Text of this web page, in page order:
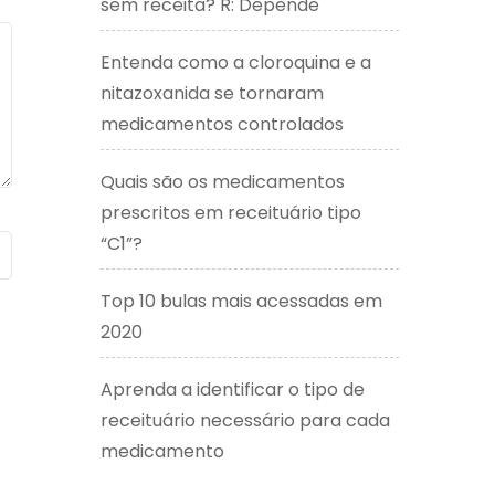
Entenda como a cloroquina e a
nitazoxanida se tornaram
medicamentos controlados
Quais são os medicamentos
prescritos em receituário tipo
“C1”?
Top 10 bulas mais acessadas em
2020
Aprenda a identificar o tipo de
receituário necessário para cada
medicamento